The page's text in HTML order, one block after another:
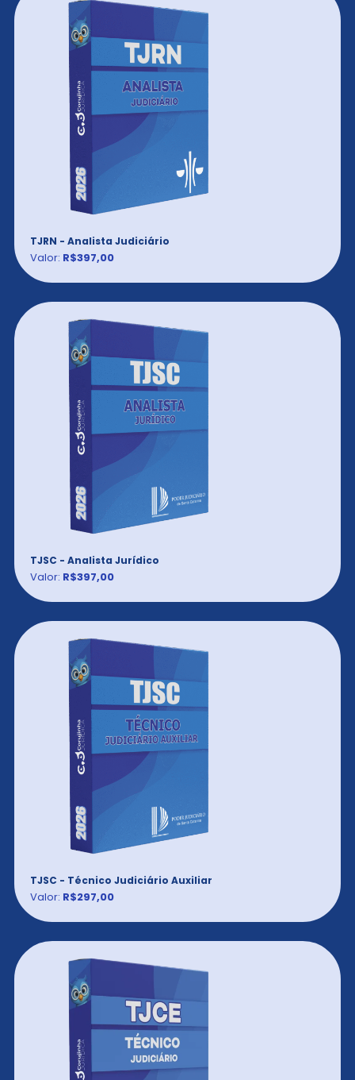
TJRN - Analista Judiciário
Valor: R$397,00
TJSC - Analista Jurídico
Valor: R$397,00
TJSC - Técnico Judiciário Auxiliar
Valor: R$297,00